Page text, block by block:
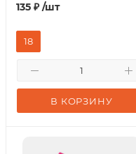
135 ₽ /шт
В КОРЗИНУ
18